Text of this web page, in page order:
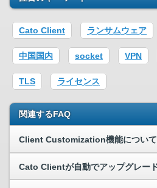
Cato Client ランサムウェア
中国国内 socket VPN
TLS ライセンス
関連するFAQ
Client Customization機能について